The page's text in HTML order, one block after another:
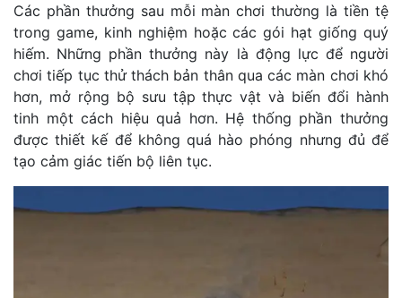
Các phần thưởng sau mỗi màn chơi thường là tiền tệ
trong game, kinh nghiệm hoặc các gói hạt giống quý
hiếm. Những phần thưởng này là động lực để người
chơi tiếp tục thử thách bản thân qua các màn chơi khó
hơn, mở rộng bộ sưu tập thực vật và biến đổi hành
tinh một cách hiệu quả hơn. Hệ thống phần thưởng
được thiết kế để không quá hào phóng nhưng đủ để
tạo cảm giác tiến bộ liên tục.